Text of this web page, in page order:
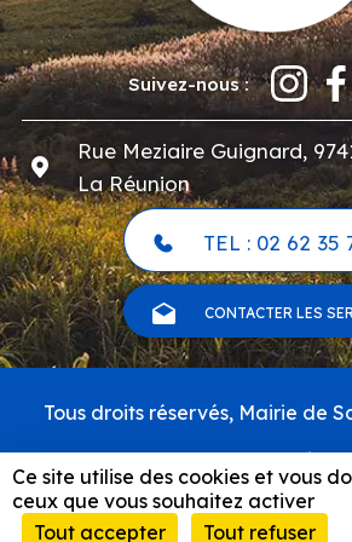
Suivez-nous :
Rue Meziaire Guignard,
La Réunion
TEL : 02 62 35
CONTACTER LES
Pied
de
page
Tous droits réservés, Mairie de
Carte du site
Mentions légales & politique
RSS
Ce site utilise des cookies et vous
ceux que vous souhaitez activer
Tout accepter
Tout refuser